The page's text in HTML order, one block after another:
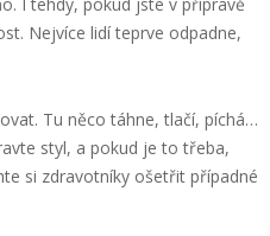
Nejvíce lidí teprve odpadne,
Tu něco táhne, tlačí, píchá…
styl, a pokud je to třeba,
si zdravotníky ošetřit případné